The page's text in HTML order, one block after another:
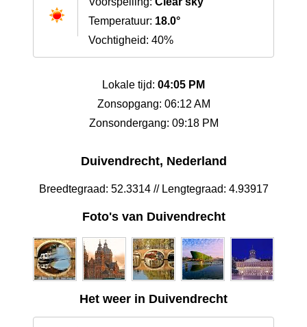
Temperatuur: 18.0°
Vochtigheid: 40%
Lokale tijd: 04:05 PM
Zonsopgang: 06:12 AM
Zonsondergang: 09:18 PM
Duivendrecht, Nederland
Breedtegraad: 52.3314 // Lengtegraad: 4.93917
Foto's van Duivendrecht
Het weer in Duivendrecht